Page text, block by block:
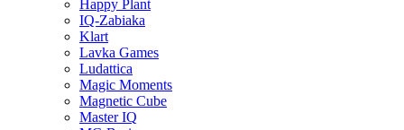
Happy Plant
IQ-Zabiaka
Klart
Lavka Games
Ludattica
Magic Moments
Magnetic Cube
Master IQ